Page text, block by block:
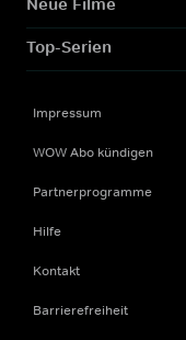
Top-Serien
Impressum
WOW Abo kündigen
Partnerprogramme
Hilfe
Kontakt
Barrierefreiheit